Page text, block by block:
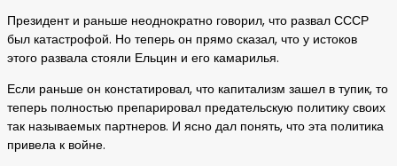
Президент и раньше неоднократно говорил, что развал СССР
был катастрофой. Но теперь он прямо сказал, что у истоков
этого развала стояли Ельцин и его камарилья.
Если раньше он констатировал, что капитализм зашел в тупик, то
теперь полностью препарировал предательскую политику своих
так называемых партнеров. И ясно дал понять, что эта политика
привела к войне.